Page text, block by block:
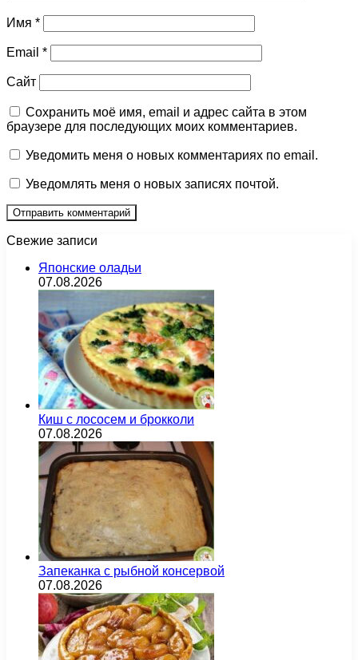
Имя *
Email *
Сайт
Сохранить моё имя, email и адрес сайта в этом
браузере для последующих моих комментариев.
Уведомить меня о новых комментариях по email.
Уведомлять меня о новых записях почтой.
Свежие записи
Японские оладьи
07.08.2026
Киш с лососем и брокколи
07.08.2026
Запеканка с рыбной консервой
07.08.2026